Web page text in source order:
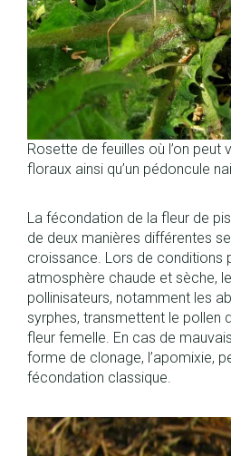
Rosette de feuilles où l’on peut
floraux ainsi qu’un pédoncule
La fécondation de la fleur de
de deux manières différentes
croissance. Lors de conditions
atmosphère chaude et sèche,
pollinisateurs, notamment les
syrphes, transmettent le pollen
fleur femelle. En cas de
forme de clonage, l’apomixie,
fécondation classique.